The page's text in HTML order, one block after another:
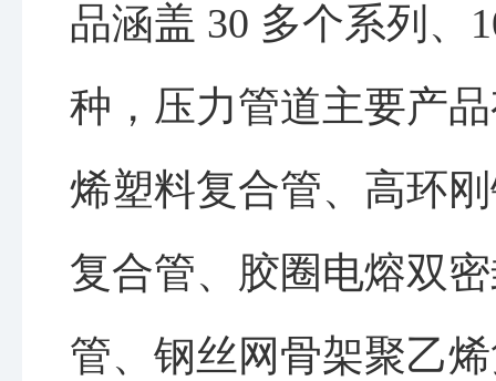
品涵盖 30 多个系列、
种，压力管道主要产
烯塑料复合管、高环
复合管、胶圈电熔双
管、钢丝网骨架聚乙